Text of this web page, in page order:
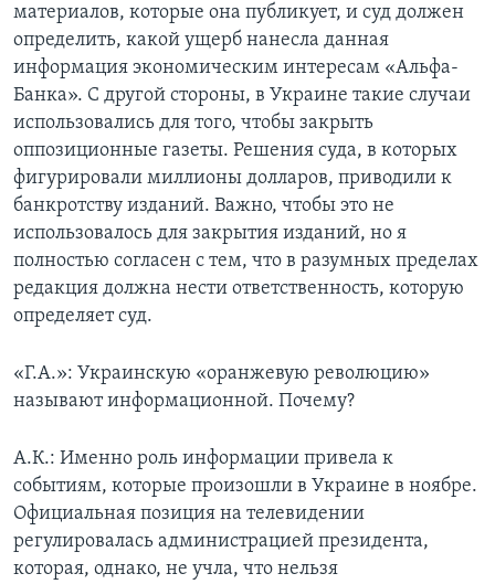
материалов, которые она публикует, и суд должен
определить, какой ущерб нанесла данная
информация экономическим интересам «Альфа-
Банка». С другой стороны, в Украине такие случаи
использовались для того, чтобы закрыть
оппозиционные газеты. Решения суда, в которых
фигурировали миллионы долларов, приводили к
банкротству изданий. Важно, чтобы это не
использовалось для закрытия изданий, но я
полностью согласен с тем, что в разумных пределах
редакция должна нести ответственность, которую
определяет суд.
«Г.А.»: Украинскую «оранжевую революцию»
называют информационной. Почему?
А.К.: Именно роль информации привела к
событиям, которые произошли в Украине в ноябре.
Официальная позиция на телевидении
регулировалась администрацией президента,
которая, однако, не учла, что нельзя